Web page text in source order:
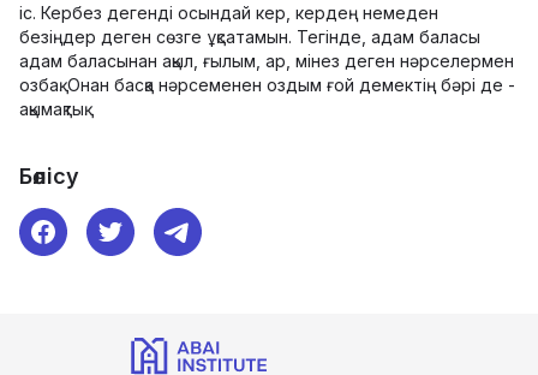
іс. Кербез дегенді осындай кер, кердең немеден
безіңдер деген сөзге ұқсатамын. Тегінде, адам баласы
адам баласынан ақыл, ғылым, ар, мінез деген нәрселермен
озбақ. Онан басқа нәрсеменен оздым ғой демектің бәрі де -
ақымақтық.
Бөлісу